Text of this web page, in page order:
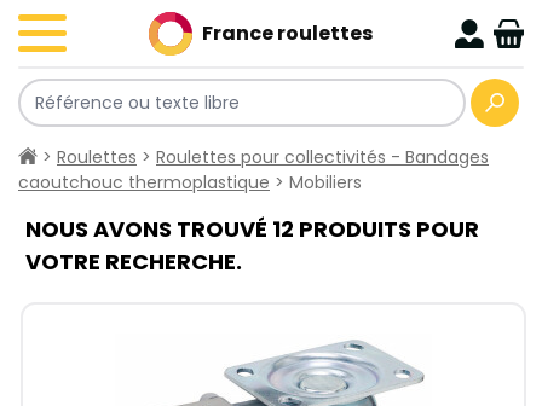
France roulettes
> Roulettes > Roulettes pour collectivités - Bandages
caoutchouc thermoplastique > Mobiliers
NOUS AVONS TROUVÉ 12 PRODUITS POUR
VOTRE RECHERCHE.